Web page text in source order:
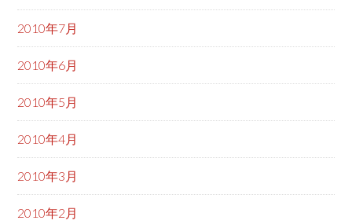
2010年7月
2010年6月
2010年5月
2010年4月
2010年3月
2010年2月